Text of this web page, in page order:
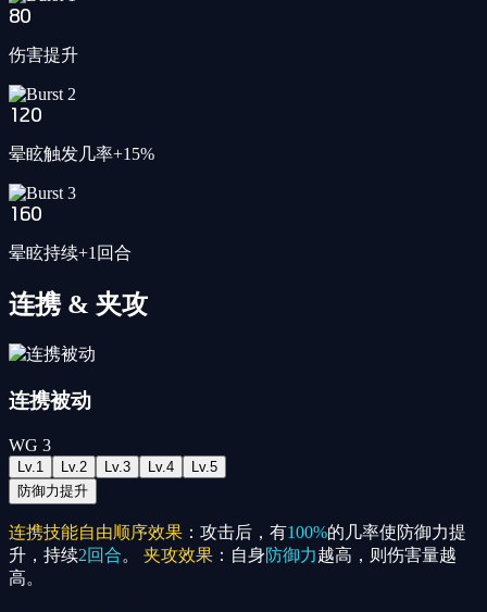
80
伤害提升
120
晕眩触发几率+15%
160
晕眩持续+1回合
连携 & 夹攻
连携被动
WG 3
Lv. 1 Lv. 2 Lv. 3 Lv. 4 Lv. 5
防御力提升
连携技能自由顺序效果 ：攻击后，有100%的几率使防御力提
升，持续2回合。 夹攻效果 ：自身防御力越高，则伤害量越
高。